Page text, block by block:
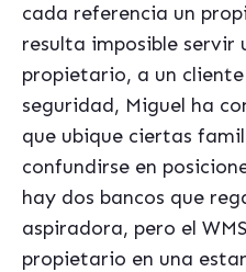
cada referencia un
resulta imposible servir
propietario, a un
seguridad, Miguel ha
que ubique ciertas
confundirse en
hay dos bancos que
aspiradora, pero el
propietario en una